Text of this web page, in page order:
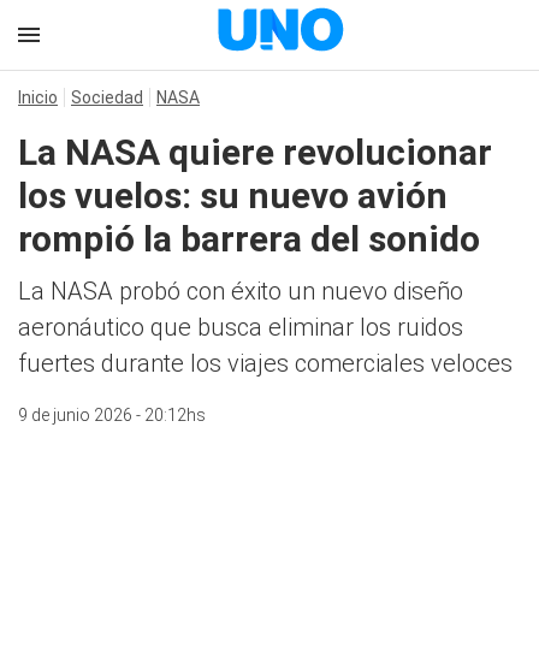
Inicio Sociedad NASA
La NASA quiere revolucionar
los vuelos: su nuevo avión
rompió la barrera del sonido
La NASA probó con éxito un nuevo diseño
aeronáutico que busca eliminar los ruidos
fuertes durante los viajes comerciales veloces
9 de junio 2026 - 20:12hs